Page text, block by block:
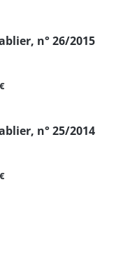
n° 26/2015
n° 25/2014